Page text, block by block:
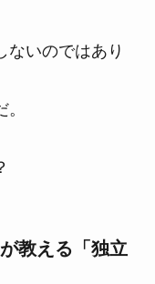
いのではあり
教える「独立